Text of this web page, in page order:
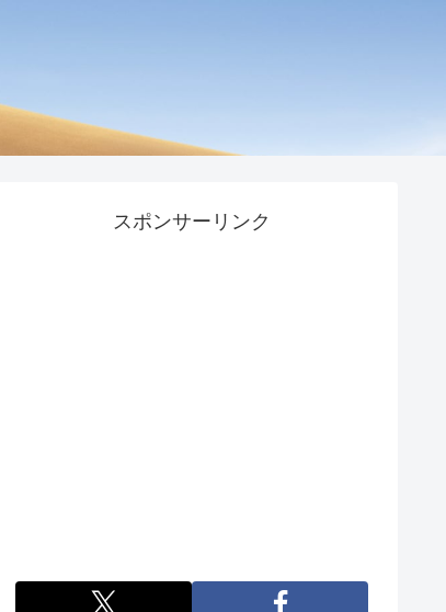
スポンサーリンク